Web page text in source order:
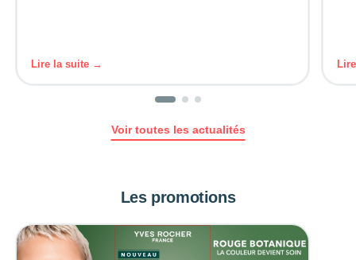
Lire la suite →
Voir toutes les actualités
Les promotions